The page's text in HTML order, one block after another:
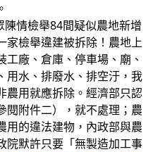
情檢舉84間疑似農地新增
家檢舉違建被拆除！農地上
廠、倉庫、停車場、廟、
用水、排廢水、排空汙，我
農用就應拆除。經濟部只認
閱附件二），就不處理；農
用的違法建物，內政部與農
院默許只要「無製造加工事